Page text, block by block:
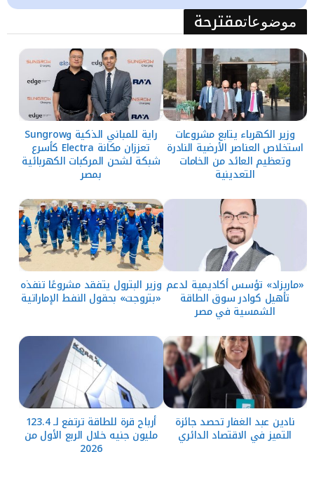
موضوعاتمقترحة
وزير الكهرباء يتابع مشروعات
استخلاص العناصر الأرضية النادرة
وتعظيم العائد من الخامات
التعدينية
راية للمباني الذكية وSungrow
تعززان مكانة Electra كأسرع
شبكة لشحن المركبات الكهربائية
بمصر
«ماريزاد» تؤسس أكاديمية لدعم
تأهيل كوادر سوق الطاقة
الشمسية في مصر
وزير البترول يتفقد مشروعًا تنفذه
«بتروجت» بحقول النفط الإماراتية
نادين عبد الغفار تحصد جائزة
التميز في الاقتصاد الدائري
أرباح قرة للطاقة ترتفع لـ 123.4
مليون جنيه خلال الربع الأول من
2026